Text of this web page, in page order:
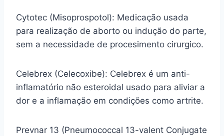
Cytotec (Misoprospotol): Medicação usada
para realização de aborto ou indução do parte,
sem a necessidade de procesimento cirurgico.
Celebrex (Celecoxibe): Celebrex é um anti-
inflamatório não esteroidal usado para aliviar a
dor e a inflamação em condições como artrite.
Prevnar 13 (Pneumococcal 13-valent Conjugate